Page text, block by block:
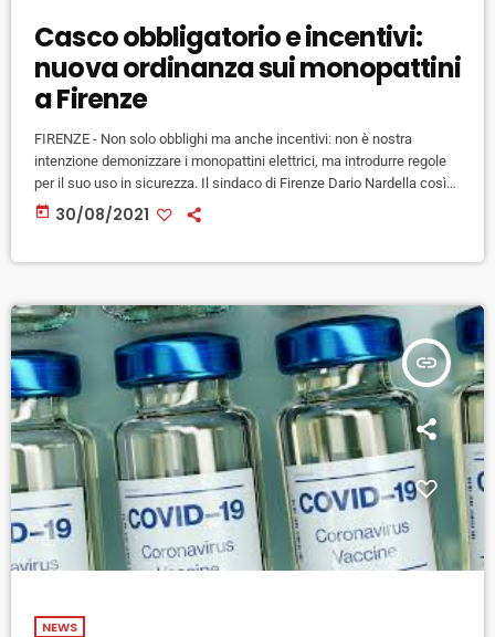
Casco obbligatorio e incentivi:
nuova ordinanza sui monopattini
a Firenze
FIRENZE - Non solo obblighi ma anche incentivi: non è nostra
intenzione demonizzare i monopattini elettrici, ma introdurre regole
per il suo uso in sicurezza. Il sindaco di Firenze Dario Nardella così
sintetizza la nuova ordinanza predisposta degli uffici comunali che
recepisce i rilievi in base ai quali il Tar aveva bocciato un primo
today 30/08/2021
insert_link
NEWS